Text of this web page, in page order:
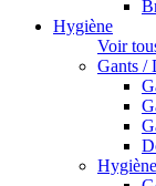
Hygiène
Voir
Gants /